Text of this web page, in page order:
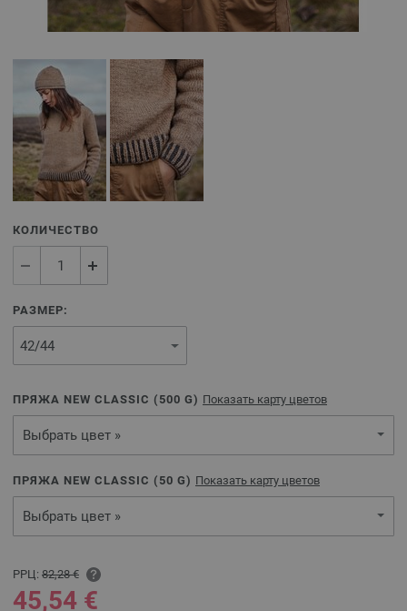
КОЛИЧЕСТВО
РАЗМЕР:
ПРЯЖА NEW CLASSIC ( 500 G) Показать карту цветов
Выбрать цвет »
ПРЯЖА NEW CLASSIC ( 50 G) Показать карту цветов
Выбрать цвет »
РРЦ: 82,28 €
45,54 €